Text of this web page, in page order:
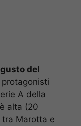
del
A della
alta (20
Marotta e